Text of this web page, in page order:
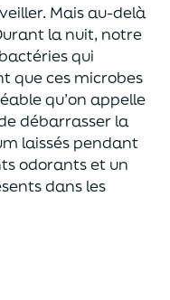
Mais au-delà
la nuit, notre
qui
que ces microbes
qu’on appelle
débarrasser la
laissés pendant
odorants et un
dans les